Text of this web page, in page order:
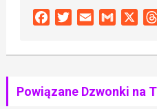
FacebookTwitterEmail Gmail
Powiązane Dzwonki na